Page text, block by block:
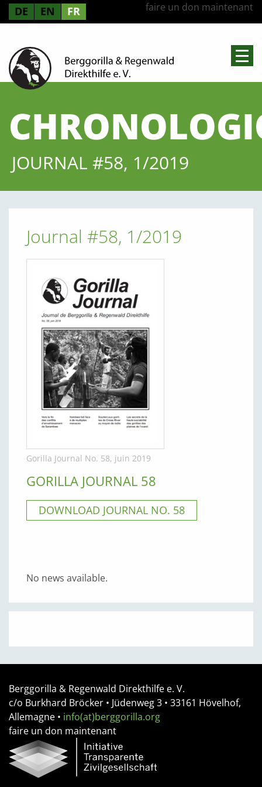
DE EN FR faire un don maintenant
JOURNAL #58, 1/2019
Journal #58, 1/2019
Gorilla Journal No. 58, juin 2019
GORILLA JOURNAL 58
DOWNLOAD JOURNAL NO. 58
No news available.
Berggorilla & Regenwald Direkthilfe e. V.
c/o Burkhard Bröcker • Jüdenweg 3 • 33161 Hövelhof,
Allemagne • info(at)berggorilla.org
faire un don maintenant